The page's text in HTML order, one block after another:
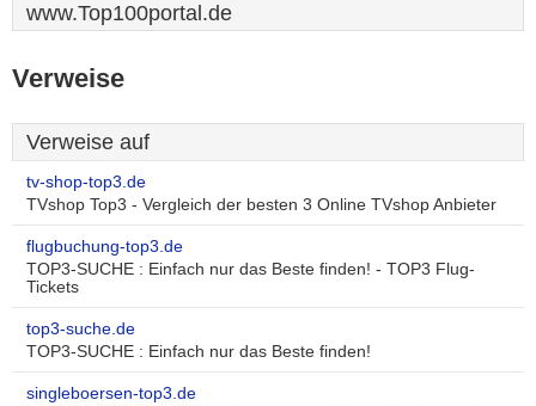
www.Top100portal.de
Verweise
Verweise auf
tv-shop-top3.de
TVshop Top3 - Vergleich der besten 3 Online TVshop Anbieter
flugbuchung-top3.de
TOP3-SUCHE : Einfach nur das Beste finden! - TOP3 Flug-
Tickets
top3-suche.de
TOP3-SUCHE : Einfach nur das Beste finden!
singleboersen-top3.de